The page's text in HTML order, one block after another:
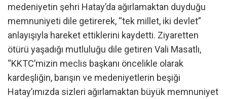
medeniyetin şehri Hatay’da ağırlamaktan duyduğu
memnuniyeti dile getirerek, “tek millet, iki devlet”
anlayışıyla hareket ettiklerini kaydetti. Ziyaretten
ötürü yaşadığı mutluluğu dile getiren Vali Masatlı,
“KKTC’mizin meclis başkanı öncelikle olarak
kardeşliğin, barışın ve medeniyetlerin beşiği
Hatay’ımızda sizleri ağırlamaktan büyük memnuniyet